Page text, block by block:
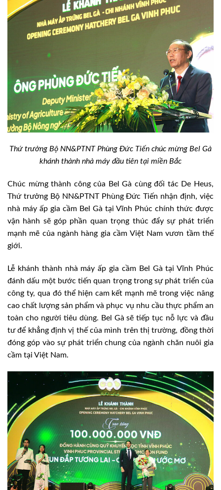
Thứ trưởng Bộ NN&PTNT Phùng Đức Tiến chúc mừng Bel Gà
khánh thành nhà máy đầu tiên tại miền Bắc
Chúc mừng thành công của Bel Gà cùng đối tác De Heus,
Thứ trưởng Bộ NN&PTNT Phùng Đức Tiến nhận định, việc
nhà máy ấp gia cầm Bel Gà tại Vĩnh Phúc chính thức được
vận hành sẽ góp phần quan trọng thúc đẩy sự phát triển
mạnh mẽ của ngành hàng gia cầm Việt Nam vươn tầm thế
giới.
Lễ khánh thành nhà máy ấp gia cầm Bel Gà tại Vĩnh Phúc
đánh dấu một bước tiến quan trọng trong sự phát triển của
công ty, qua đó thể hiện cam kết mạnh mẽ trong việc nâng
cao chất lượng sản phẩm và phục vụ nhu cầu thực phẩm an
toàn cho người tiêu dùng. Bel Gà sẽ tiếp tục nỗ lực và đầu
tư để khẳng định vị thế của mình trên thị trường, đồng thời
đóng góp vào sự phát triển chung của ngành chăn nuôi gia
cầm tại Việt Nam.